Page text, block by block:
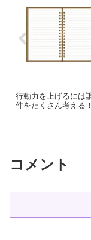
行動力を上げるには
件をたくさん考える！
コメント